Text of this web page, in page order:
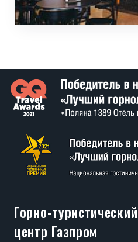
Горно-туристический
центр Газпром